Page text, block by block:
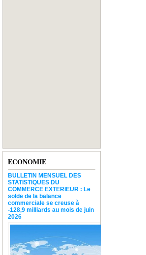
ECONOMIE
BULLETIN MENSUEL DES
STATISTIQUES DU
COMMERCE EXTERIEUR : Le
solde de la balance
commerciale se creuse à
-128,9 milliards au mois de juin
2026